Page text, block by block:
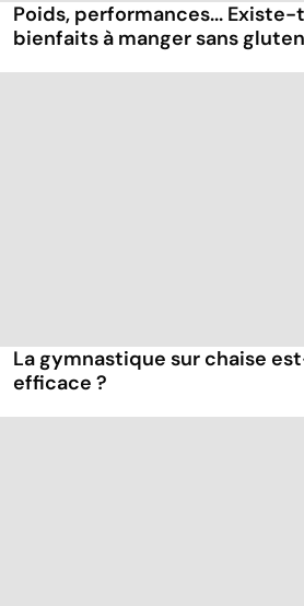
Poids, performances...
bienfaits à manger sans
La gymnastique sur chaise
efficace ?